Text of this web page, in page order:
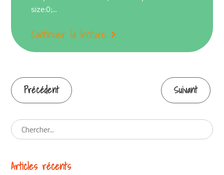
size:0;...
Continuer la lecture
Continuer
la
lecture
Précédent Suivant
Articles récents